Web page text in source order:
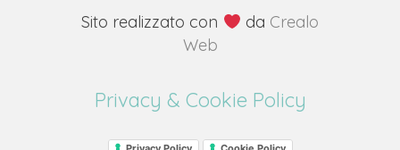
Sito realizzato con da Crealo
Web
Privacy & Cookie Policy